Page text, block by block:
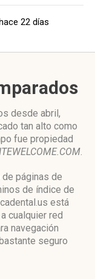
22 días
desde abril,
tan alto como
fue propiedad
.
páginas de
de índice de
está
cualquier red
navegación
seguro